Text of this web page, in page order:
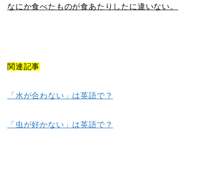
なにか食べたものが食あたりしたに違いない。
関連記事
「水が合わない」は英語で？
「虫が好かない」は英語で？